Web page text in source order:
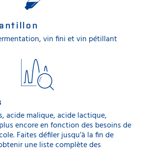
vin fini et vin pétillant
acide malique, acide lactique,
encore en fonction des besoins de
Faites défiler jusqu’à la fin de
une liste complète des